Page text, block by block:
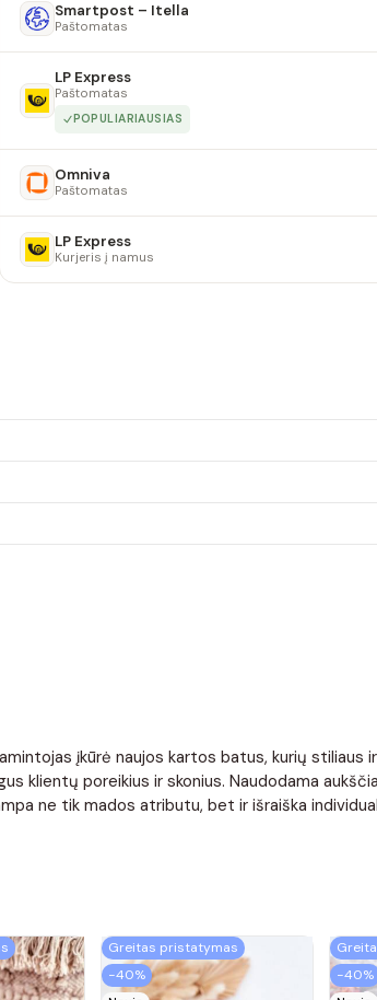
Smartpost – Itella
Paštomatas
LP Express
Paštomatas
POPULIARIAUSIAS
Omniva
Paštomatas
LP Express
Kurjeris į namus
įkūrė naujos kartos batus, kurių stiliaus
klientų poreikius ir skonius. Naudodama
ne tik mados atributu, bet ir išraiška
Greitas pristatymas
−40%
−40%